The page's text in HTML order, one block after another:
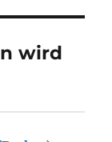
wird